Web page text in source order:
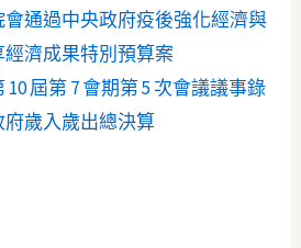
會通過中央政府疫後強化經濟與
濟成果特別預算案
10 屆第 7 會期第 5 次會議議事錄
府歲入歲出總決算